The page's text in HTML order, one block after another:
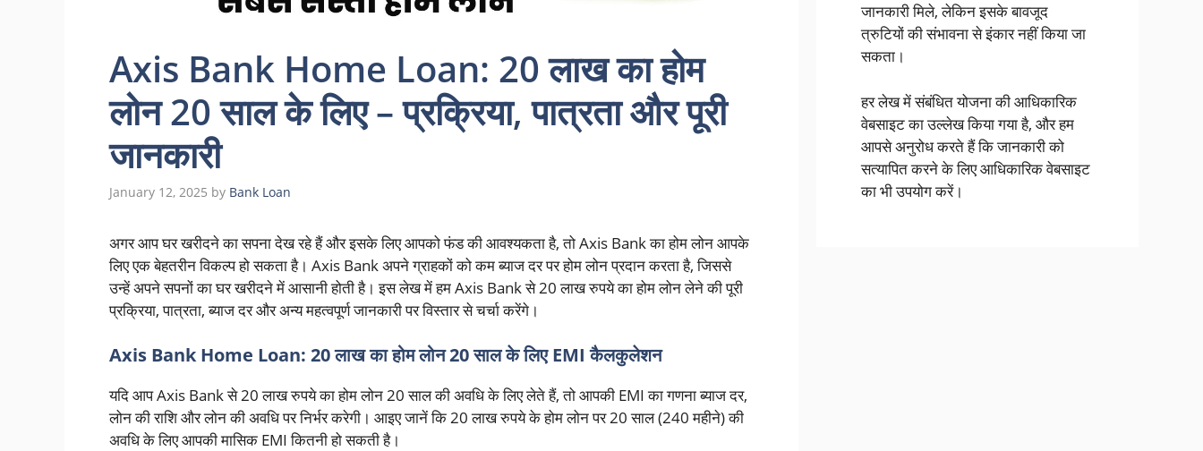
Axis Bank Home Loan: 20 लाख का होम
लोन 20 साल के लिए – प्रक्रिया, पात्रता और पूरी
जानकारी
January 12, 2025 by Bank Loan
अगर आप घर खरीदने का सपना देख रहे हैं और इसके लिए आपको फंड की आवश्यकता है, तो Axis Bank का होम लोन आपके
लिए एक बेहतरीन विकल्प हो सकता है। Axis Bank अपने ग्राहकों को कम ब्याज दर पर होम लोन प्रदान करता है, जिससे
उन्हें अपने सपनों का घर खरीदने में आसानी होती है। इस लेख में हम Axis Bank से 20 लाख रुपये का होम लोन लेने की पूरी
प्रक्रिया, पात्रता, ब्याज दर और अन्य महत्वपूर्ण जानकारी पर विस्तार से चर्चा करेंगे।
Axis Bank Home Loan: 20 लाख का होम लोन 20 साल के लिए EMI कैलकुलेशन
यदि आप Axis Bank से 20 लाख रुपये का होम लोन 20 साल की अवधि के लिए लेते हैं, तो आपकी EMI का गणना ब्याज दर,
लोन की राशि और लोन की अवधि पर निर्भर करेगी। आइए जानें कि 20 लाख रुपये के होम लोन पर 20 साल (240 महीने) की
अवधि के लिए आपकी मासिक EMI कितनी हो सकती है।
जानकारी मिले, लेकिन इसके बावजूद
त्रुटियों की संभावना से इंकार नहीं किया जा
सकता।
हर लेख में संबंधित योजना की आधिकारिक
वेबसाइट का उल्लेख किया गया है, और हम
आपसे अनुरोध करते हैं कि जानकारी को
सत्यापित करने के लिए आधिकारिक वेबसाइट
का भी उपयोग करें।